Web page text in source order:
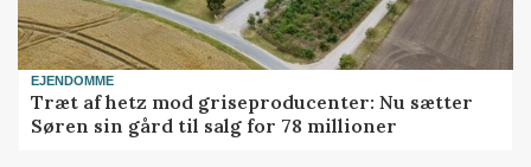
EJENDOMME
Træt af hetz mod griseproducenter: Nu sætter
Søren sin gård til salg for 78 millioner